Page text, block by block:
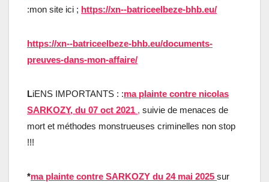
:mon site ici ; https://xn--batriceelbeze-bhb.eu/
https://xn--batriceelbeze-bhb.eu/documents-
preuves-dans-mon-affaire/
LiENS IMPORTANTS : :ma plainte contre nicolas
SARKOZY, du 07 oct 2021 , suivie de menaces de
mort et méthodes monstrueuses criminelles non stop
!!!
*ma plainte contre SARKOZY du 24 mai 2025 sur